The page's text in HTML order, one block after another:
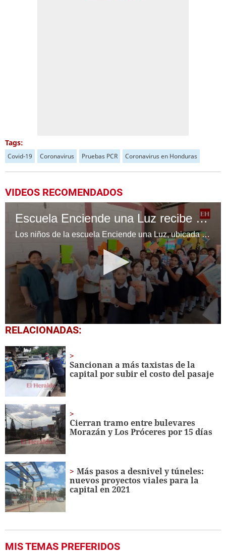
Tags:
Covid-19 Coronavirus Pruebas PCR Coronavirus en Honduras
VIDEOS RECOMENDADOS
Escuela Enciende una Luz recibe cuadernos Quick, gracias a la Maratón del Saber
Los niños de la escuela Enciende una Luz, ubicada en la colonia Altos de Santa Rosa, al sur de Tegucigalpa, recibieron cuadernos Quick como parte de la Campaña Maratón del Saber.
0
seconds
1
minute,
56
seconds
RELACIONADAS:
Sancionan a más taxistas de la
capital por subir el costo del pasaje
Cierran tramo entre bulevares
Morazán y Los Próceres por 15 días
Más pasos a desnivel y túneles:
nuevos proyectos viales para la
capital en 2021
MIS TEMAS PREFERIDOS